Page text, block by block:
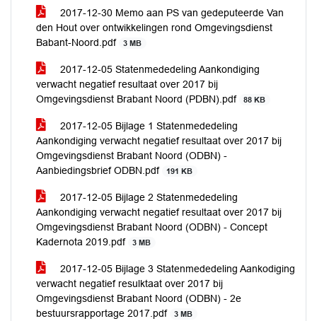
2017-12-30 Memo aan PS van gedeputeerde Van
den Hout over ontwikkelingen rond Omgevingsdienst
Babant-Noord.pdf
3 MB
2017-12-05 Statenmededeling Aankondiging
verwacht negatief resultaat over 2017 bij
Omgevingsdienst Brabant Noord (PDBN).pdf
88 KB
2017-12-05 Bijlage 1 Statenmededeling
Aankondiging verwacht negatief resultaat over 2017 bij
Omgevingsdienst Brabant Noord (ODBN) -
Aanbiedingsbrief ODBN.pdf
191 KB
2017-12-05 Bijlage 2 Statenmededeling
Aankondiging verwacht negatief resultaat over 2017 bij
Omgevingsdienst Brabant Noord (ODBN) - Concept
Kadernota 2019.pdf
3 MB
2017-12-05 Bijlage 3 Statenmededeling Aankodiging
verwacht negatief resulktaat over 2017 bij
Omgevingsdienst Brabant Noord (ODBN) - 2e
bestuursrapportage 2017.pdf
3 MB